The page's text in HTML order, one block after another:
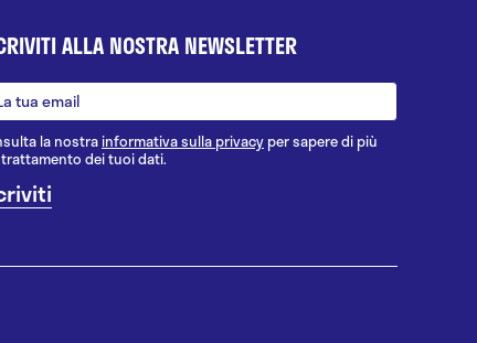
ALLA NOSTRA NEWSLETTER
la nostrainformativa sulla privacy per sapere di più
dei tuoi dati.